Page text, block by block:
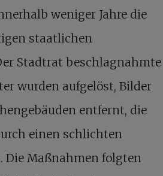
weniger Jahre die
staatlichen
Stadtrat beschlagnahmte
wurden aufgelöst, Bilder
entfernt, die
einen schlichten
Die Maßnahmen folgten